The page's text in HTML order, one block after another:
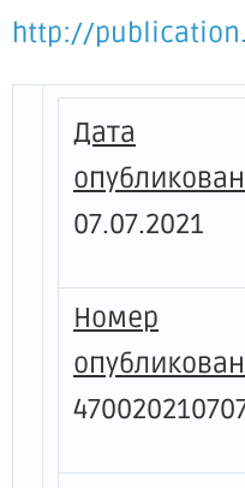
http://
Дата
07.07.2021
Номер